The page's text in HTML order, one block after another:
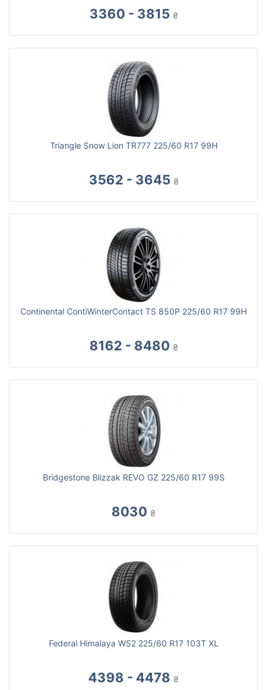
3360 - 3815 ₴
Triangle Snow Lion TR777 225/60 R17 99H
3562 - 3645 ₴
Continental ContiWinterContact TS 850P 225/60 R17 99H
8162 - 8480 ₴
Bridgestone Blizzak REVO GZ 225/60 R17 99S
8030 ₴
Federal Himalaya WS2 225/60 R17 103T XL
4398 - 4478 ₴